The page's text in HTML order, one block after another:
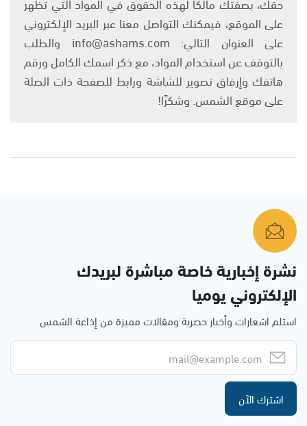
على الموقع، فيمكنك التواصل معنا عبر البريد الإلكتروني
على العنوان التالي: info@ashams.com والطلب
بالتوقف عن استخدام المواد، مع ذكر اسمك الكامل ورقم
هاتفك وإرفاق تصوير للشاشة ورابط للصفحة ذات الصلة
على موقع الشمس. وشكرًا!
نشرة إخبارية خاصة مباشرة لبريدك
الإلكتروني يوميا
استلم اشعارات وأخبار حصرية ومقالات مميزة من إذاعة الشمس
اشترك الآن